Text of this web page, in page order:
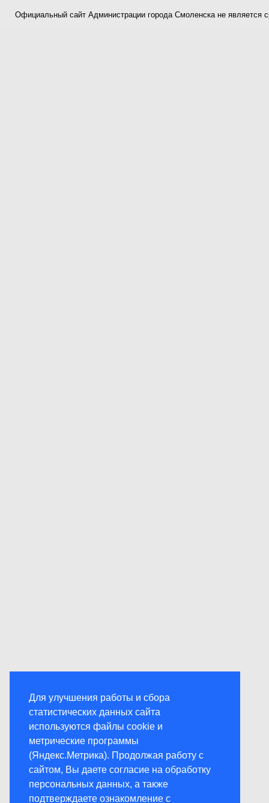
Для улучшения работы и сбора
статистических данных сайта
используются файлы cookie и
метрические программы
(Яндекс.Метрика). Продолжая работу с
сайтом, Вы даете согласие на обработку
персональных данных, а также
подтверждаете ознакомление с
Официальный сайт Администрации города Смоленска не является